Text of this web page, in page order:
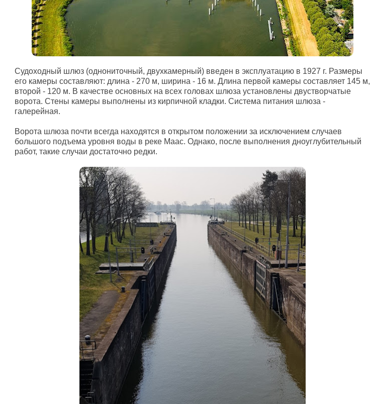
Судоходный шлюз (однониточный, двухкамерный) введен в эксплуатацию в 1927 г. Размеры
его камеры составляют: длина - 270 м, ширина - 16 м. Длина первой камеры составляет 145 м,
второй - 120 м. В качестве основных на всех головах шлюза установлены двустворчатые
ворота. Стены камеры выполнены из кирпичной кладки. Система питания шлюза -
галерейная.
Ворота шлюза почти всегда находятся в открытом положении за исключением случаев
большого подъема уровня воды в реке Маас. Однако, после выполнения дноуглубительный
работ, такие случаи достаточно редки.